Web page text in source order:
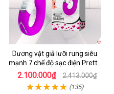
Dương vật giả lưỡi rung siêu
mạnh 7 chế độ sạc điện Pretty
Love
2.100.000₫ 2.413.000₫
(135)